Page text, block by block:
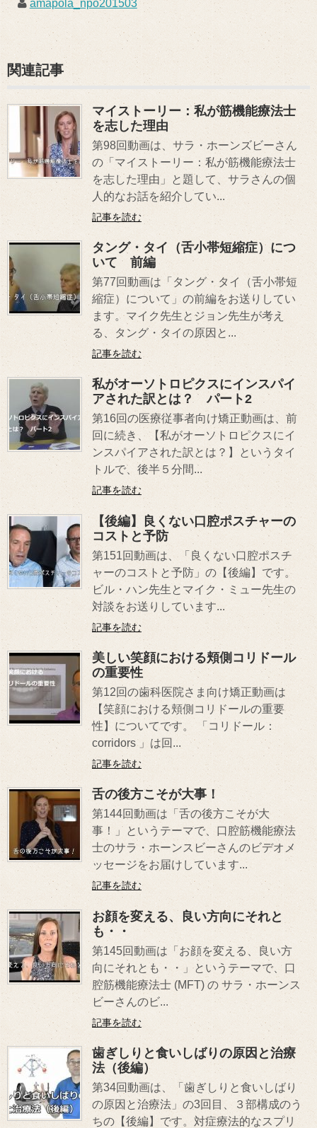
amapola_npo201503
関連記事
マイストーリー：私が筋機能療法士
を志した理由
第98回動画は、サラ・ホーンズビーさん
の「マイストーリー：私が筋機能療法士
を志した理由」と題して、サラさんの個
人的なお話を紹介してい...
記事を読む
タング・タイ（舌小帯短縮症）につ
いて 前編
第77回動画は「タング・タイ（舌小帯短
縮症）について」の前編をお送りしてい
ます。マイク先生とジョン先生が考え
る、タング・タイの原因と...
記事を読む
私がオーソトロピクスにインスパイ
アされた訳とは？ パート2
第16回の医療従事者向け矯正動画は、前
回に続き、【私がオーソトロピクスにイ
ンスパイアされた訳とは？】というタイ
トルで、後半５分間...
記事を読む
【後編】良くない口腔ポスチャーの
コストと予防
第151回動画は、「良くない口腔ポスチ
ャーのコストと予防」の【後編】です。
ビル・ハン先生とマイク・ミュー先生の
対談をお送りしています...
記事を読む
美しい笑顔における頬側コリドール
の重要性
第12回の歯科医院さま向け矯正動画は
【笑顔における頬側コリドールの重要
性】についてです。 「コリドール：
corridors 」は回...
記事を読む
舌の後方こそが大事！
第144回動画は「舌の後方こそが大
事！」というテーマで、口腔筋機能療法
士のサラ・ホーンスビーさんのビデオメ
ッセージをお届けしています...
記事を読む
お顔を変える、良い方向にそれと
も・・
第145回動画は「お顔を変える、良い方
向にそれとも・・」というテーマで、口
腔筋機能療法士 (MFT) の サラ・ホーンス
ビーさんのビ...
記事を読む
歯ぎしりと食いしばりの原因と治療
法（後編）
第34回動画は、「歯ぎしりと食いしばり
の原因と治療法」の3回目、３部構成のう
ちの【後編】です。対症療法的なスプリ